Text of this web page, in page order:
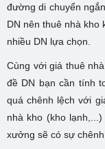
đường di chuyển
DN nên thuê nhà
nhiều DN lựa chọn.
Cùng với giá thuê
đề DN bạn cần tính
quá chênh lệch với
nhà kho (kho
xưởng sẽ có sự